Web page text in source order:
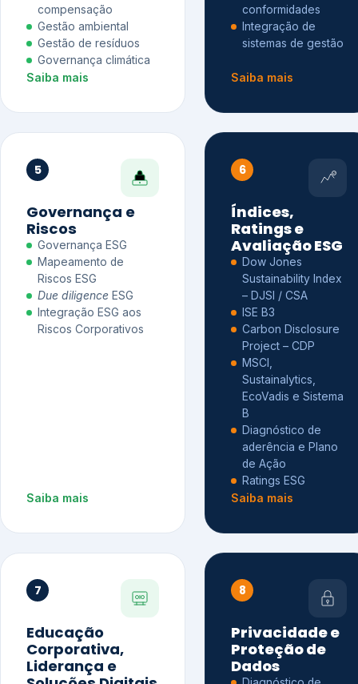
compensação
Gestão ambiental
Gestão de resíduos
Governança climática
Saiba mais
conformidades
Integração de
sistemas de gestão
Saiba mais
5
Governança e
Riscos
Governança ESG
Mapeamento de
Riscos ESG
Due diligence ESG
Integração ESG aos
Riscos Corporativos
Saiba mais
6
Índices,
Ratings e
Avaliação ESG
Dow Jones
Sustainability Index
– DJSI / CSA
ISE B3
Carbon Disclosure
Project – CDP
MSCI,
Sustainalytics,
EcoVadis e Sistema
B
Diagnóstico de
aderência e Plano
de Ação
Ratings ESG
Saiba mais
7
Educação
Corporativa,
Liderança e
8
Privacidade e
Proteção de
Dados